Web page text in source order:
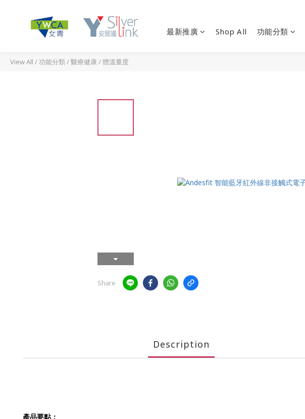
最新推廣 Shop All 功能分類
View All /功能分類/醫療健康 /體溫量度
Share
Description
產品要點：